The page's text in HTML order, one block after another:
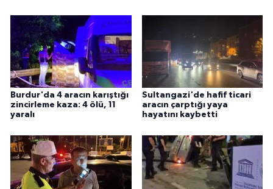
Burdur'da 4 aracın karıştığı
zincirleme kaza: 4 ölü, 11
yaralı
Sultangazi'de hafif ticari
aracın çarptığı yaya
hayatını kaybetti